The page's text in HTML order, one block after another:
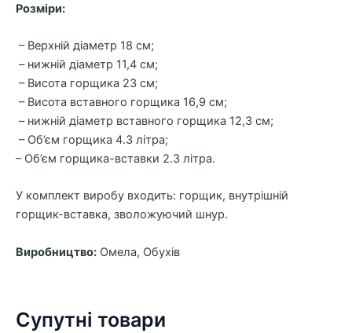
Розміри:
– Верхній діаметр 18 см;
– нижній діаметр 11,4 см;
– Висота горщика 23 см;
– Висота вставного горщика 16,9 см;
– нижній діаметр вставного горщика 12,3 см;
– Об’єм горщика 4.3 літра;
– Об’єм горщика-вставки 2.3 літра.
У комплект виробу входить: горщик, внутрішній
горщик-вставка, зволожуючий шнур.
Виробництво: Омела, Обухів
Супутні товари